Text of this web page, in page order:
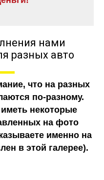
нами
разных авто
что на разных
по-разному.
некоторые
на фото
именно на
в этой галерее).